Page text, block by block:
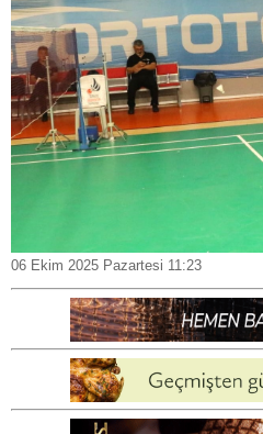
06 Ekim 2025 Pazartesi 11:23